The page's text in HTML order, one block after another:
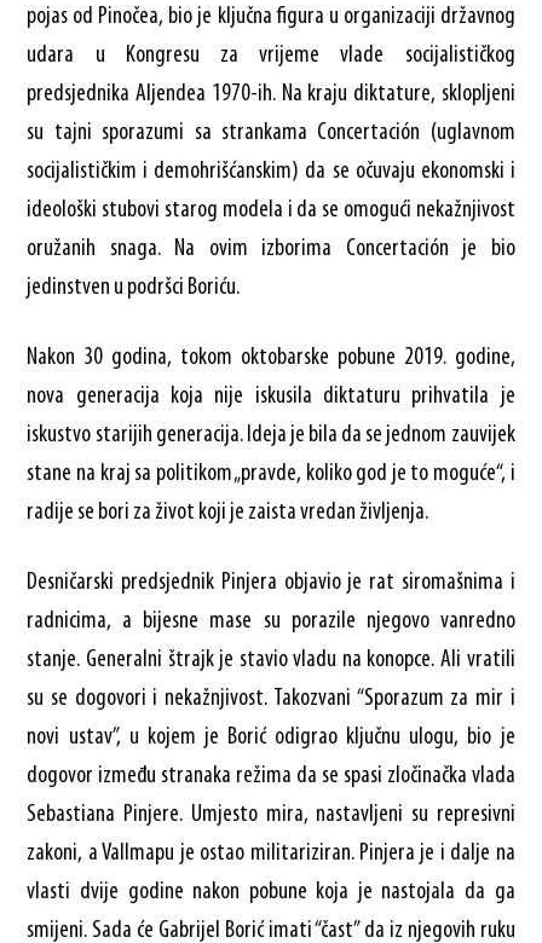
pojas od Pinočea, bio je ključna figura u organizaciji državnog
udara u Kongresu za vrijeme vlade socijalističkog
predsjednika Aljendea 1970-ih. Na kraju diktature, sklopljeni
su tajni sporazumi sa strankama Concertación (uglavnom
socijalističkim i demohrišćanskim) da se očuvaju ekonomski i
ideološki stubovi starog modela i da se omogući nekažnjivost
oružanih snaga. Na ovim izborima Concertación je bio
jedinstven u podršci Boriću.
Nakon 30 godina, tokom oktobarske pobune 2019. godine,
nova generacija koja nije iskusila diktaturu prihvatila je
iskustvo starijih generacija. Ideja je bila da se jednom zauvijek
stane na kraj sa politikom „pravde, koliko god je to moguće“, i
radije se bori za život koji je zaista vredan življenja.
Desničarski predsjednik Pinjera objavio je rat siromašnima i
radnicima, a bijesne mase su porazile njegovo vanredno
stanje. Generalni štrajk je stavio vladu na konopce. Ali vratili
su se dogovori i nekažnjivost. Takozvani “Sporazum za mir i
novi ustav”, u kojem je Borić odigrao ključnu ulogu, bio je
dogovor između stranaka režima da se spasi zločinačka vlada
Sebastiana Pinjere. Umjesto mira, nastavljeni su represivni
zakoni, a Vallmapu je ostao militariziran. Pinjera je i dalje na
vlasti dvije godine nakon pobune koja je nastojala da ga
smijeni. Sada će Gabrijel Borić imati “čast” da iz njegovih ruku